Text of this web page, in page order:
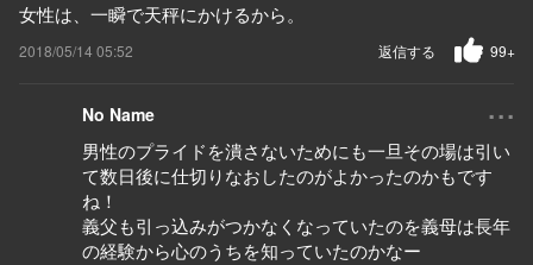
女性は、一瞬で天秤にかけるから。
2018/05/14 05:52 99+
返信する
No Name ...
男性のプライドを潰さないためにも一旦その場は引い
て数日後に仕切りなおしたのがよかったのかもです
ね！
義父も引っ込みがつかなくなっていたのを義母は長年
の経験から心のうちを知っていたのかなー